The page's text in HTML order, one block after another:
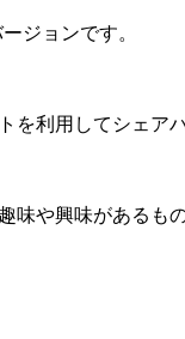
ジョンです。
を利用してシェア
味や興味があるも